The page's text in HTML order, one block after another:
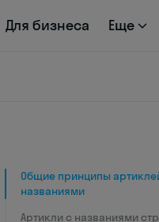
Для бизнеса Еще
Общие принципы
названиями
Артикли с названиями